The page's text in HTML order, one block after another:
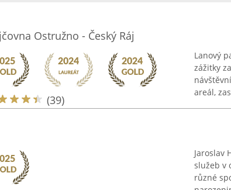
Ostružno - Český Ráj
(39)
Lanový
zážitky
areál,
Jaroslav
služeb v
různé